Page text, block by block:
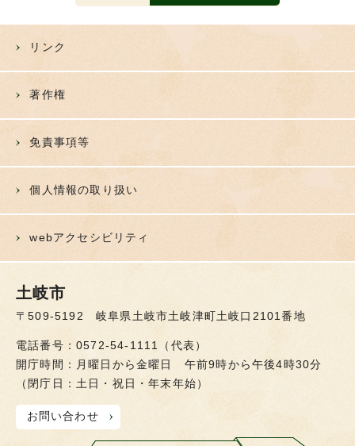
リンク
著作権
免責事項等
個人情報の取り扱い
webアクセシビリティ
土岐市
〒509-5192 岐阜県土岐市土岐津町土岐口2101番地
電話番号：0572-54-1111（代表）
開庁時間：月曜日から金曜日 午前9時から午後4時30分
（閉庁日：土日・祝日・年末年始）
お問い合わせ